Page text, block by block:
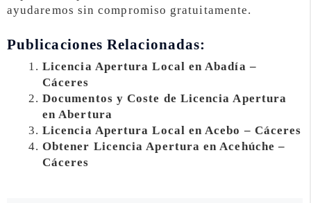
ayudaremos sin compromiso gratuitamente.
Publicaciones Relacionadas:
Licencia Apertura Local en Abadía –
Cáceres
Documentos y Coste de Licencia Apertura
en Abertura
Licencia Apertura Local en Acebo – Cáceres
Obtener Licencia Apertura en Acehúche –
Cáceres